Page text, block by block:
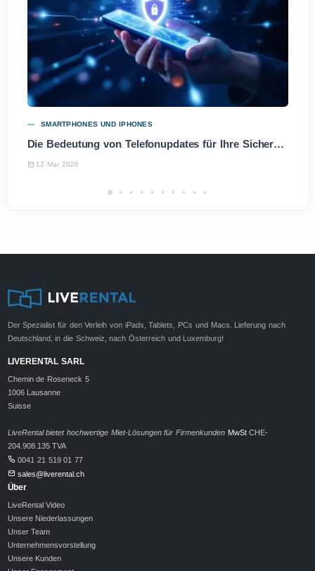
SMARTPHONES UND IPHONES
Die Bedeutung von Telefonupdates für Ihre Sicherheit und Leistung
12 Mar 2026
Der Spezialist für den Verleih von iPads, Tablets, PCs und Macs. Lieferung nach
Deutschland, in die Schweiz, nach Österreich und Luxemburg!
LIVERENTAL SARL
Chemin de Roseneck 5
1006 Lausanne
Suisse
LiveRental bietet hochwertige Miet-Lösungen für Firmenkunden MwStCHE-
204.908.135 TVA
0041 21 519 01 77
sales@liverental.ch
Über
LiveRental Video
Unsere Niederlassungen
Unser Team
Unternehmensvorstellung
Unsere Kunden